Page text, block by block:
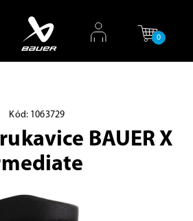
0
Kód: 1063729
BAUER X